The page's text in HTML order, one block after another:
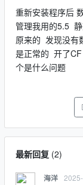
重新安装程序后
管理我用的5.5
原来的 发现没有
是正常的 开了
个是什么问题
最新回复(2)
海洋